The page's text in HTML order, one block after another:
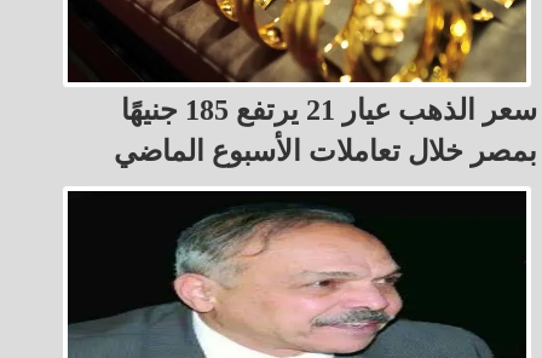
سعر الذهب عيار 21 يرتفع 185 جنيهًا
بمصر خلال تعاملات الأسبوع الماضي